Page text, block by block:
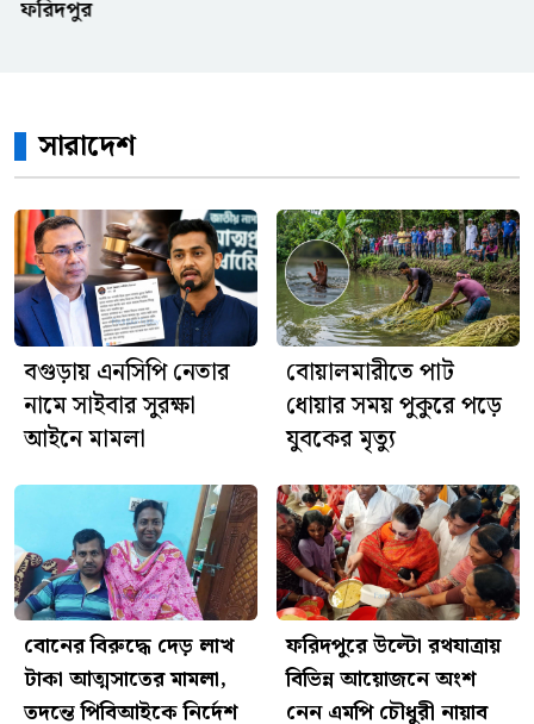
রেফারি ও ভিএআরের দুই সিদ্ধান্ত
ঘিরে বিতর্ক, মিসরের ক্ষোভ
আজ শ্রীশ্রী জগন্নাথদেবের
রথযাত্রা, ফরিদপুরে দিনব্যাপী নানা
আয়োজন
সারাদেশ
বগুড়ায় এনসিপি নেতার
নামে সাইবার সুরক্ষা
আইনে মামলা
বোয়ালমারীতে পাট
ধোয়ার সময় পুকুরে পড়ে
যুবকের মৃত্যু
বোনের বিরুদ্ধে দেড় লাখ
টাকা আত্মসাতের মামলা,
তদন্তে পিবিআইকে নির্দেশ
ফরিদপুরে উল্টো রথযাত্রায়
বিভিন্ন আয়োজনে অংশ
নেন এমপি চৌধুরী নায়াব